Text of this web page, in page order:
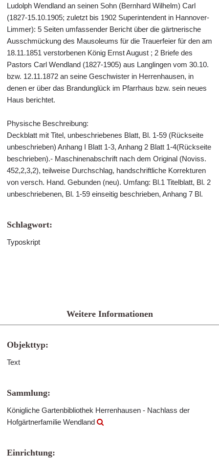
Ludolph Wendland an seinen Sohn (Bernhard Wilhelm) Carl
(1827-15.10.1905; zuletzt bis 1902 Superintendent in Hannover-
Limmer): 5 Seiten umfassender Bericht über die gärtnerische
Ausschmückung des Mausoleums für die Trauerfeier für den am
18.11.1851 verstorbenen König Ernst August ; 2 Briefe des
Pastors Carl Wendland (1827-1905) aus Langlingen vom 30.10.
bzw. 12.11.1872 an seine Geschwister in Herrenhausen, in
denen er über das Brandunglück im Pfarrhaus bzw. sein neues
Haus berichtet.
Physische Beschreibung:
Deckblatt mit Titel, unbeschriebenes Blatt, Bl. 1-59 (Rückseite
unbeschrieben) Anhang I Blatt 1-3, Anhang 2 Blatt 1-4(Rückseite
beschrieben).- Maschinenabschrift nach dem Original (Noviss.
452,2,3,2), teilweise Durchschlag, handschriftliche Korrekturen
von versch. Hand. Gebunden (neu). Umfang: Bl.1 Titelblatt, Bl. 2
unbeschriebenen, Bl. 1-59 einseitig beschrieben, Anhang 7 Bl.
Schlagwort:
Typoskript
Weitere Informationen
Objekttyp:
Text
Sammlung:
Königliche Gartenbibliothek Herrenhausen - Nachlass der
Hofgärtnerfamilie Wendland
Einrichtung: